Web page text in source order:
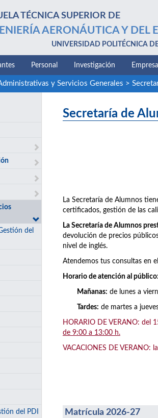
TÉCNICA SUPERIOR DE
AERONÁUTICA Y DEL
UNIVERSIDAD POLITÉCNICA
Personal Investigación
y Servicios Generales >
del
del PDI
Secretaría de
La Secretaría de Alumnos
certificados, gestión de las
La Secretaría de Alumnos
devolución de precios
nivel de inglés.
Atendemos tus consultas en
Horario de atención al público:
Mañanas: de lunes a
Tardes: de martes a
HORARIO DE VERANO: del
de 9:00 a 13:00 h.
VACACIONES DE VERANO:
Matrícula 2026-27